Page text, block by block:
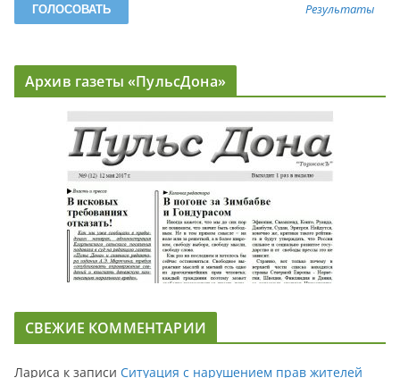
Результаты
Архив газеты «ПульсДона»
СВЕЖИЕ КОММЕНТАРИИ
Лариса к записи Ситуация с нарушением прав жителей